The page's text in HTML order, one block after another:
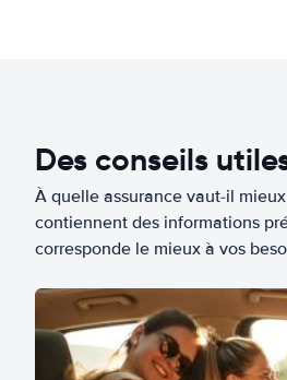
Des conseils
À quelle assurance vaut-il
contiennent des informations
corresponde le mieux à vos